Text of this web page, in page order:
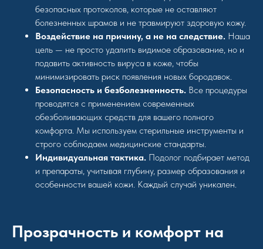
безопасных протоколов, которые не оставляют
болезненных шрамов и не травмируют здоровую кожу.
Воздействие на причину, а не на следствие. Наша
цель — не просто удалить видимое образование, но и
подавить активность вируса в коже, чтобы
минимизировать риск появления новых бородавок.
Безопасность и безболезненность. Все процедуры
проводятся с применением современных
обезболивающих средств для вашего полного
комфорта. Мы используем стерильные инструменты и
строго соблюдаем медицинские стандарты.
Индивидуальная тактика. Подолог подбирает метод
и препараты, учитывая глубину, размер образования и
особенности вашей кожи. Каждый случай уникален.
Прозрачность и комфорт на